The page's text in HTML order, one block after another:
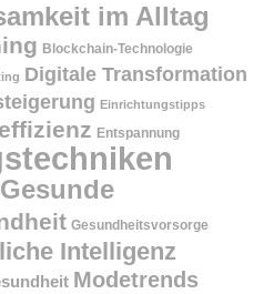
im Alltag
Blockchain-Technologie
Digitale Transformation
Einrichtungstipps
Entspannung
Gesunde
Gesundheitsvorsorge
Intelligenz
Modetrends